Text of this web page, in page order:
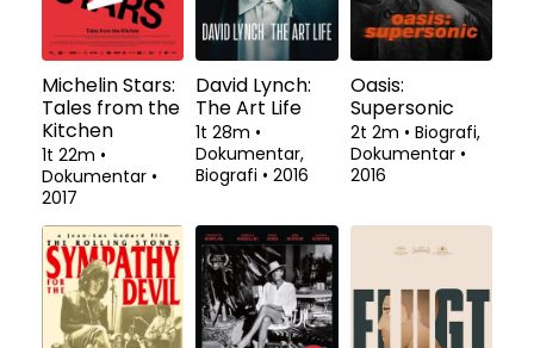
Michelin Stars:
Tales from the
Kitchen
1t 22m •
Dokumentar •
2017
David Lynch:
The Art Life
1t 28m •
Dokumentar,
Biografi • 2016
Oasis:
Supersonic
2t 2m • Biografi,
Dokumentar •
2016